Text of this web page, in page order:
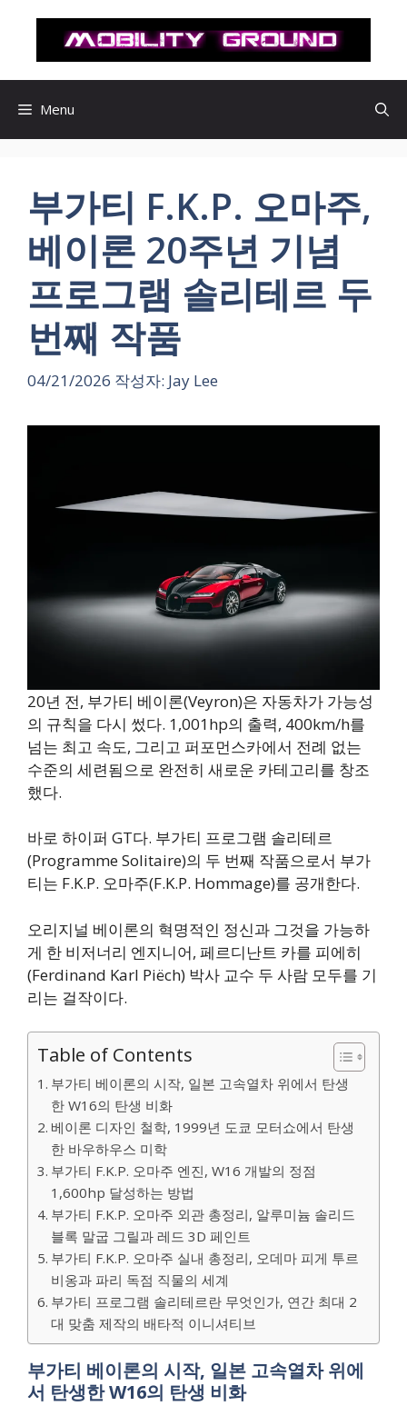
로
Menu
부가티 F.K.P. 오마주,
베이론 20주년 기념
프로그램 솔리테르 두
번째 작품
04/21/2026 작성자: Jay Lee
20년 전, 부가티 베이론(Veyron)은 자동차가 가능성
의 규칙을 다시 썼다. 1,001hp의 출력, 400km/h를
넘는 최고 속도, 그리고 퍼포먼스카에서 전례 없는
수준의 세련됨으로 완전히 새로운 카테고리를 창조
했다.
바로 하이퍼 GT다. 부가티 프로그램 솔리테르
(Programme Solitaire)의 두 번째 작품으로서 부가
티는 F.K.P. 오마주(F.K.P. Hommage)를 공개한다.
오리지널 베이론의 혁명적인 정신과 그것을 가능하
게 한 비저너리 엔지니어, 페르디난트 카를 피에히
(Ferdinand Karl Piëch) 박사 교수 두 사람 모두를 기
리는 걸작이다.
Table of Contents
부가티 베이론의 시작, 일본 고속열차 위에서 탄생
한 W16의 탄생 비화
베이론 디자인 철학, 1999년 도쿄 모터쇼에서 탄생
한 바우하우스 미학
부가티 F.K.P. 오마주 엔진, W16 개발의 정점
1,600hp 달성하는 방법
부가티 F.K.P. 오마주 외관 총정리, 알루미늄 솔리드
블록 말굽 그릴과 레드 3D 페인트
부가티 F.K.P. 오마주 실내 총정리, 오데마 피게 투르
비옹과 파리 독점 직물의 세계
부가티 프로그램 솔리테르란 무엇인가, 연간 최대 2
대 맞춤 제작의 배타적 이니셔티브
부가티 베이론의 시작, 일본 고속열차 위에
서 탄생한 W16의 탄생 비화